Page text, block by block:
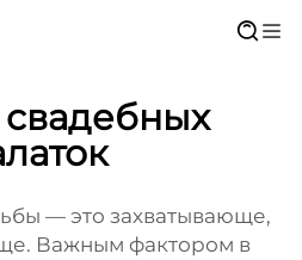
— это захватывающе,
Важным фактором в